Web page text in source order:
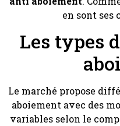
en sont ses
Les types
Le marché propose
aboiement avec des
variables selon le